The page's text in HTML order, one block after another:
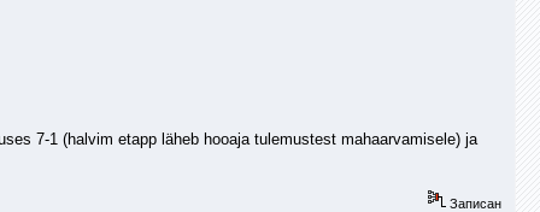
7-1 (halvim etapp läheb hooaja tulemustest mahaarvamisele) ja
Записан